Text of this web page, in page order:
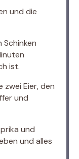
und die
Schinken
ist.
zwei Eier, den
und
und
und alles